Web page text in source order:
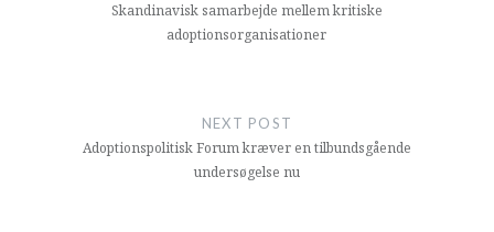
Skandinavisk samarbejde mellem kritiske
adoptionsorganisationer
NEXT POST
Adoptionspolitisk Forum kræver en tilbundsgående
undersøgelse nu